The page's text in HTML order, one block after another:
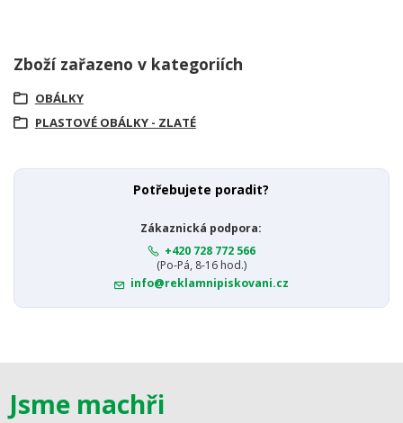
Zboží zařazeno v kategoriích
OBÁLKY
PLASTOVÉ OBÁLKY - ZLATÉ
Potřebujete poradit?
Zákaznická podpora:
+420 728 772 566
(Po-Pá, 8-16 hod.)
info@reklamnipiskovani.cz
Jsme machři